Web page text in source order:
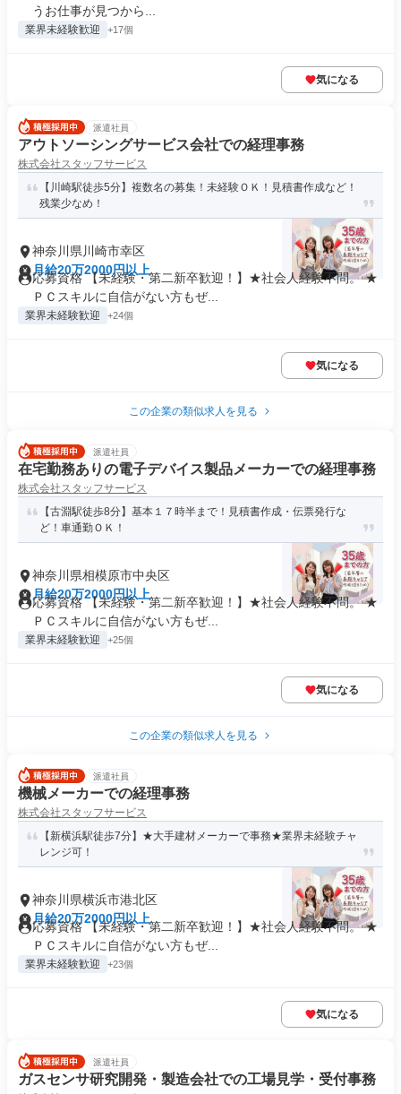
うお仕事が見つから...
業界未経験歓迎 +17個
気になる
派遣社員
アウトソーシングサービス会社での経理事務
株式会社スタッフサービス
【川崎駅徒歩5分】複数名の募集！未経験ＯＫ！見積書作成など！
残業少なめ！
神奈川県川崎市幸区
月給20万2000円以上
応募資格 【未経験・第二新卒歓迎！】★社会人経験不問。 ★
ＰＣスキルに自信がない方もぜ...
業界未経験歓迎 +24個
気になる
この企業の類似求人を見る
派遣社員
在宅勤務ありの電子デバイス製品メーカーでの経理事務
株式会社スタッフサービス
【古淵駅徒歩8分】基本１７時半まで！見積書作成・伝票発行な
ど！車通勤ＯＫ！
神奈川県相模原市中央区
月給20万2000円以上
応募資格 【未経験・第二新卒歓迎！】★社会人経験不問。 ★
ＰＣスキルに自信がない方もぜ...
業界未経験歓迎 +25個
気になる
この企業の類似求人を見る
派遣社員
機械メーカーでの経理事務
株式会社スタッフサービス
【新横浜駅徒歩7分】★大手建材メーカーで事務★業界未経験チャ
レンジ可！
神奈川県横浜市港北区
月給20万2000円以上
応募資格 【未経験・第二新卒歓迎！】★社会人経験不問。 ★
ＰＣスキルに自信がない方もぜ...
業界未経験歓迎 +23個
気になる
派遣社員
ガスセンサ研究開発・製造会社での工場見学・受付事務